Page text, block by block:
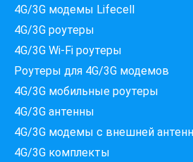
4G/3G модемы Lifecell
4G/3G роутеры
4G/3G Wi-Fi роутеры
Роутеры для 4G/3G модемов
4G/3G мобильные роутеры
4G/3G антенны
4G/3G модемы c внешней
4G/3G комплекты